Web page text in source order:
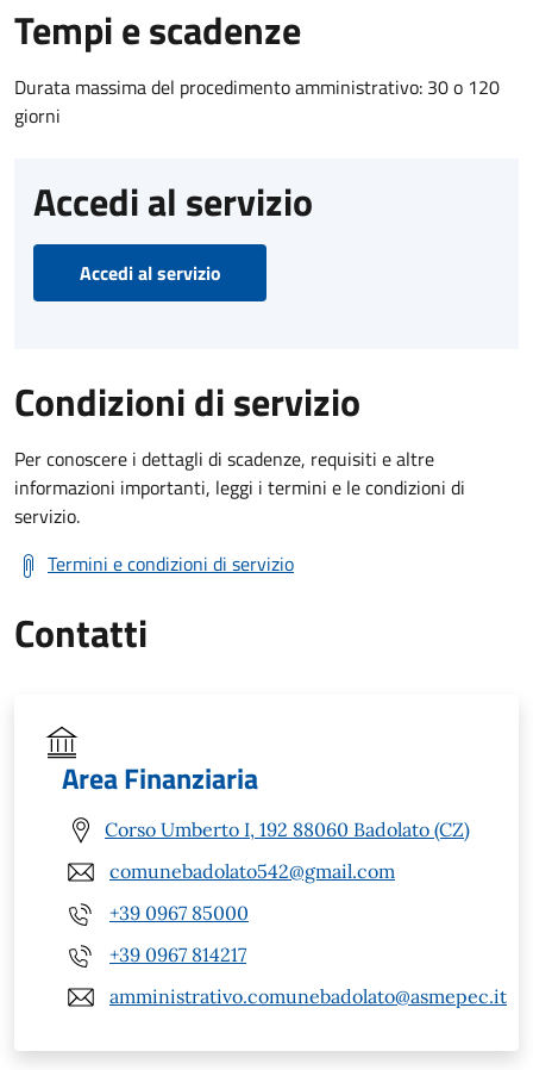
Tempi e scadenze
Durata massima del procedimento amministrativo: 30 o 120
giorni
Accedi al servizio
Accedi al servizio
Condizioni di servizio
Per conoscere i dettagli di scadenze, requisiti e altre
informazioni importanti, leggi i termini e le condizioni di
servizio.
Termini e condizioni di servizio
Contatti
Area Finanziaria
Corso Umberto I, 192 88060 Badolato (CZ)
comunebadolato542@gmail.com
+39 0967 85000
+39 0967 814217
amministrativo.comunebadolato@asmepec.it